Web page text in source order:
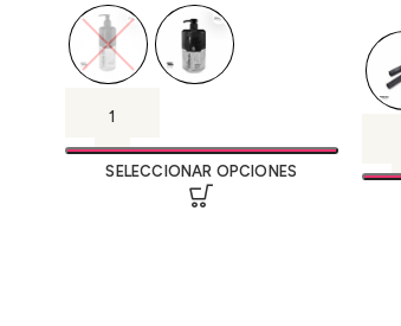
SELECCIONAR OPCIONES